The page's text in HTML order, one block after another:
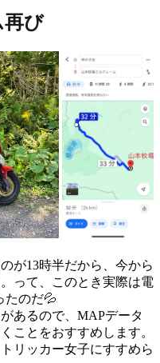
再び
が13時半だから、今から
って、このとき実際は電
たのだ💦
あるので、MAPデータ
ことをおすすめします。
リッカー女子にすすめら